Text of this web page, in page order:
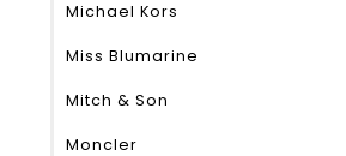
Michael Kors
Miss Blumarine
Mitch & Son
Moncler